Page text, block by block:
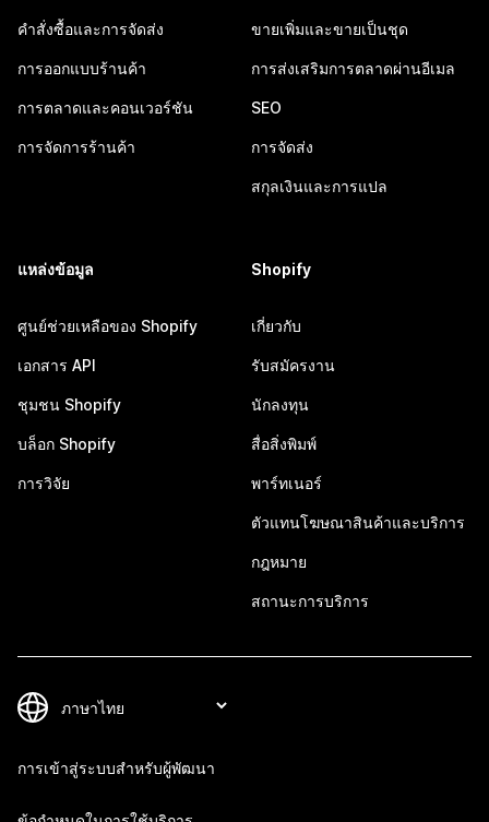
คำสั่งซื้อและการจัดส่ง
การออกแบบร้านค้า
การตลาดและคอนเวอร์ชัน
การจัดการร้านค้า
ขายเพิ่มและขายเป็นชุด
การส่งเสริมการตลาดผ่านอีเมล
SEO
การจัดส่ง
สกุลเงินและการแปล
แหล่งข้อมูล
ศูนย์ช่วยเหลือของ Shopify
เอกสาร API
ชุมชน Shopify
บล็อก Shopify
การวิจัย
Shopify
เกี่ยวกับ
รับสมัครงาน
นักลงทุน
สื่อสิ่งพิมพ์
พาร์ทเนอร์
ตัวแทนโฆษณาสินค้าและบริการ
กฎหมาย
สถานะการบริการ
การเข้าสู่ระบบสำหรับผู้พัฒนา